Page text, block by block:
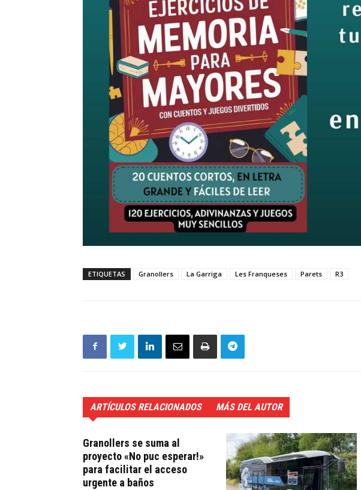
ETIQUETAS Granollers La Garriga Les Franqueses Parets R3
ARTÍCULOS RELACIONADOS MÁS DEL AUTOR
Granollers se suma al
proyecto «No puc esperar!»
para facilitar el acceso
urgente a baños